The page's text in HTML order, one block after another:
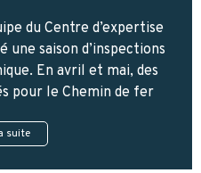
du Centre d’expertise
saison d’inspections
En avril et mai, des
pour le Chemin de fer
suite